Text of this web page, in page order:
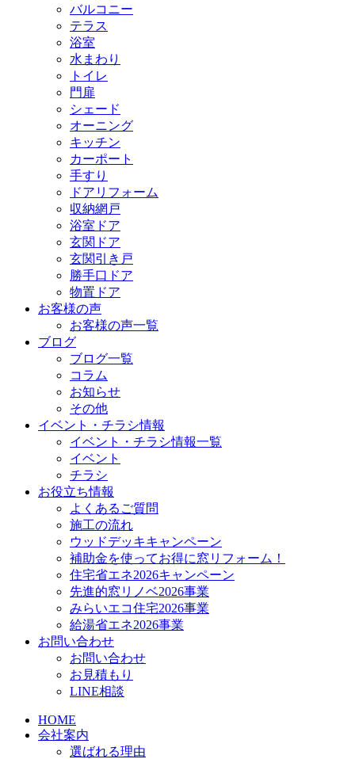
バルコニー
テラス
浴室
水まわり
トイレ
門扉
シェード
オーニング
キッチン
カーポート
手すり
ドアリフォーム
収納網戸
浴室ドア
玄関ドア
玄関引き戸
勝手口ドア
物置ドア
お客様の声
お客様の声一覧
ブログ
ブログ一覧
コラム
お知らせ
その他
イベント・チラシ情報
イベント・チラシ情報一覧
イベント
チラシ
お役立ち情報
よくあるご質問
施工の流れ
ウッドデッキキャンペーン
補助金を使ってお得に窓リフォーム！
住宅省エネ2026キャンペーン
先進的窓リノベ2026事業
みらいエコ住宅2026事業
給湯省エネ2026事業
お問い合わせ
お問い合わせ
お見積もり
LINE相談
HOME
会社案内
選ばれる理由